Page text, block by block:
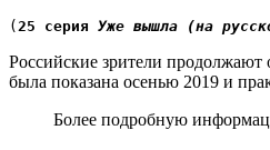
( 25 серия Уже вышла (на
Российские зрители продолжают
была показана осенью 2019 и
Более подробную